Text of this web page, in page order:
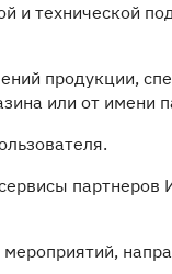
и технической
продукции,
или от имени
партнеров